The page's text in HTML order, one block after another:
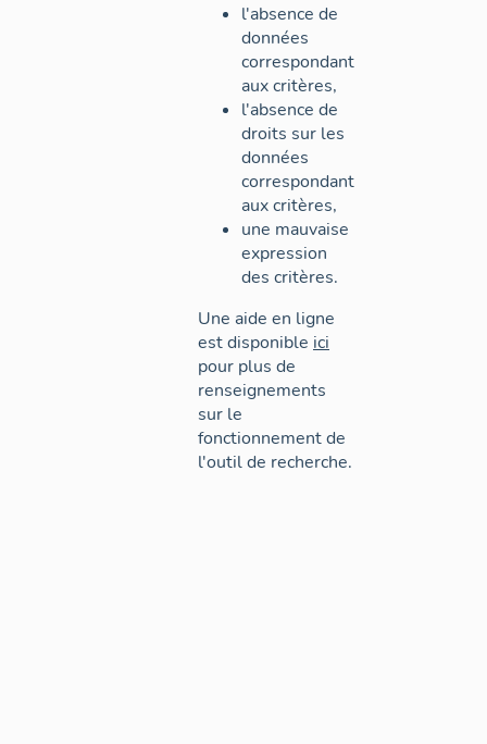
l'absence de
données
correspondant
aux critères,
l'absence de
droits sur les
données
correspondant
aux critères,
une mauvaise
expression
des critères.
Une aide en ligne
est disponible ici
pour plus de
renseignements
sur le
fonctionnement de
l'outil de recherche.